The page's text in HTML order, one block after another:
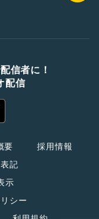
信者に！
配信
要
採用情報
記
示
シー